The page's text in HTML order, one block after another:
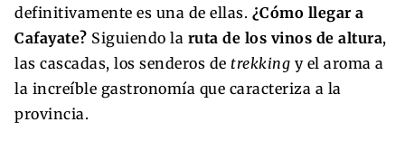
definitivamente es una de ellas. ¿Cómo llegar a
Cafayate? Siguiendo la ruta de los vinos de altura,
las cascadas, los senderos de trekking y el aroma a
la increíble gastronomía que caracteriza a la
provincia.